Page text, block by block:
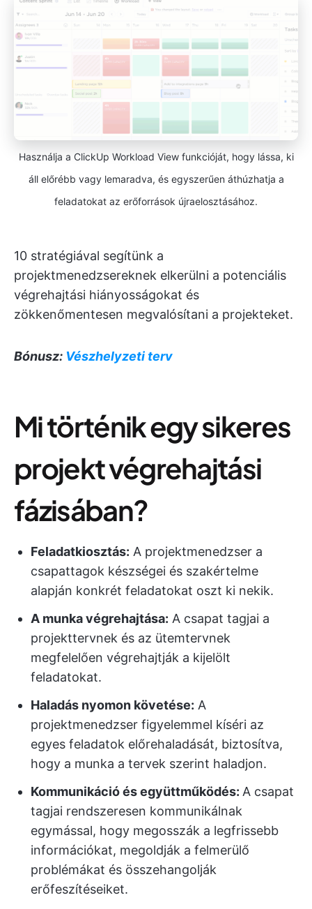
Használja a ClickUp Workload View funkcióját, hogy lássa, ki
áll előrébb vagy lemaradva, és egyszerűen áthúzhatja a
feladatokat az erőforrások újraelosztásához.
10 stratégiával segítünk a
projektmenedzsereknek elkerülni a potenciális
végrehajtási hiányosságokat és
zökkenőmentesen megvalósítani a projekteket.
Bónusz: Vészhelyzeti terv
Mi történik egy sikeres
projekt végrehajtási
fázisában?
Feladatkiosztás: A projektmenedzser a
csapattagok készségei és szakértelme
alapján konkrét feladatokat oszt ki nekik.
A munka végrehajtása: A csapat tagjai a
projekttervnek és az ütemtervnek
megfelelően végrehajtják a kijelölt
feladatokat.
Haladás nyomon követése: A
projektmenedzser figyelemmel kíséri az
egyes feladatok előrehaladását, biztosítva,
hogy a munka a tervek szerint haladjon.
Kommunikáció és együttműködés: A csapat
tagjai rendszeresen kommunikálnak
egymással, hogy megosszák a legfrissebb
információkat, megoldják a felmerülő
problémákat és összehangolják
erőfeszítéseiket.